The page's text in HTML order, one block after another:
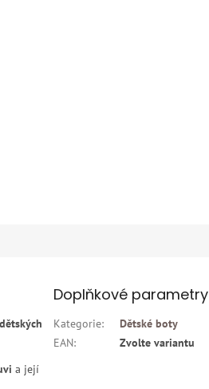
a její
Doplňkové parametry
Kategorie:
Dětské boty
EAN: Zvolte variantu